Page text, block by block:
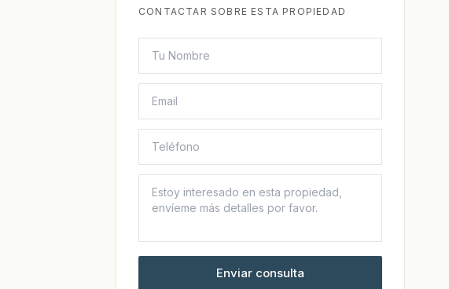
CONTACTAR SOBRE ESTA PROPIEDAD
Enviar consulta